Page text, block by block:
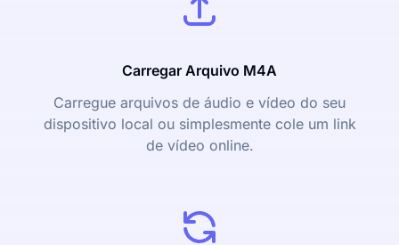
Carregar Arquivo M4A
Carregue arquivos de áudio e vídeo do seu
dispositivo local ou simplesmente cole um link
de vídeo online.